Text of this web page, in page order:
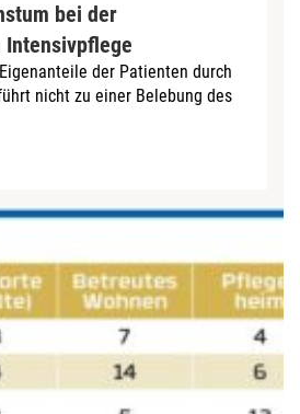
bei der
der Patienten durch
nicht zu einer Belebung des